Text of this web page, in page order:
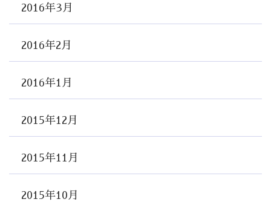
2016年3月
2016年2月
2016年1月
2015年12月
2015年11月
2015年10月